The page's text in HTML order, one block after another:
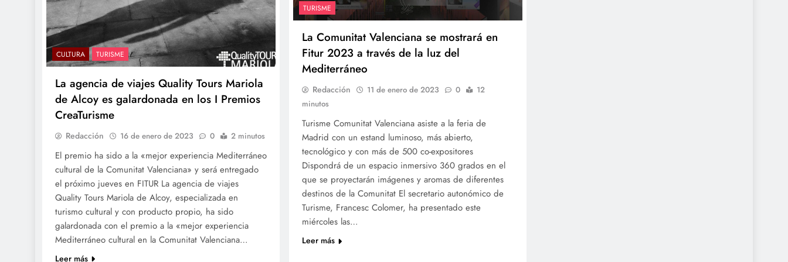
CULTURA TURISME
La agencia de viajes Quality Tours Mariola
de Alcoy es galardonada en los I Premios
CreaTurisme
Redacción 16 de enero de 2023 0 2 minutos
El premio ha sido a la «mejor experiencia Mediterráneo
cultural de la Comunitat Valenciana» y será entregado
el próximo jueves en FITUR La agencia de viajes
Quality Tours Mariola de Alcoy, especializada en
turismo cultural y con producto propio, ha sido
galardonada con el premio a la «mejor experiencia
Mediterráneo cultural en la Comunitat Valenciana…
Leer más
TURISME
La Comunitat Valenciana se mostrará en
Fitur 2023 a través de la luz del
Mediterráneo
Redacción 11 de enero de 2023 0
12
minutos
Turisme Comunitat Valenciana asiste a la feria de
Madrid con un estand luminoso, más abierto,
tecnológico y con más de 500 co-expositores
Dispondrá de un espacio inmersivo 360 grados en el
que se proyectarán imágenes y aromas de diferentes
destinos de la Comunitat El secretario autonómico de
Turisme, Francesc Colomer, ha presentado este
miércoles las…
Leer más